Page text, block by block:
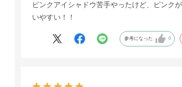
ピンクアイシャドウ苦手やったけど、ピンク
いやすい！！
参考になった 0